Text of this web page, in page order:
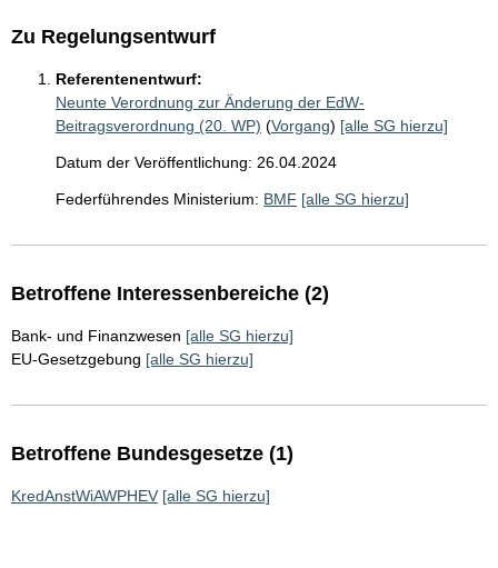
Zu Regelungsentwurf
Referentenentwurf:
Neunte Verordnung zur Änderung der EdW-
Beitragsverordnung (20. WP) (Vorgang) [alle SG hierzu]
Datum der Veröffentlichung: 26.04.2024
Federführendes Ministerium: BMF [alle SG hierzu]
Betroffene Interessenbereiche (2)
Bank- und Finanzwesen [alle SG hierzu]
EU-Gesetzgebung [alle SG hierzu]
Betroffene Bundesgesetze (1)
KredAnstWiAWPHEV [alle SG hierzu]